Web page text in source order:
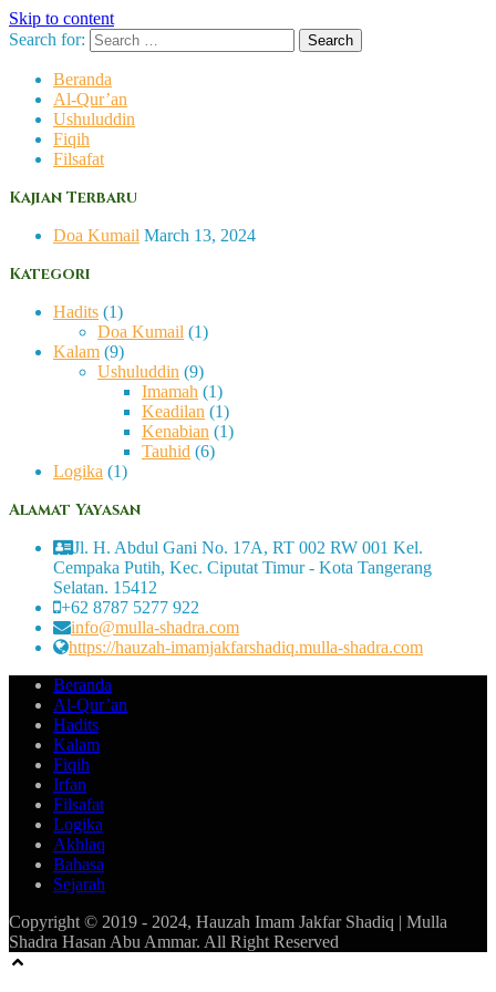
Skip to content
Search for:
Beranda
Al-Qur’an
Ushuluddin
Fiqih
Filsafat
Kajian Terbaru
Doa Kumail March 13, 2024
Kategori
Hadits (1)
Doa Kumail (1)
Kalam (9)
Ushuluddin (9)
Imamah (1)
Keadilan (1)
Kenabian (1)
Tauhid (6)
Logika (1)
Alamat Yayasan
Jl. H. Abdul Gani No. 17A, RT 002 RW 001 Kel.
Cempaka Putih, Kec. Ciputat Timur - Kota Tangerang
Selatan. 15412
+62 8787 5277 922
info@mulla-shadra.com
https://hauzah-imamjakfarshadiq.mulla-shadra.com
Beranda
Al-Qur’an
Hadits
Kalam
Fiqih
Irfan
Filsafat
Logika
Akhlaq
Bahasa
Sejarah
Copyright © 2019 - 2024, Hauzah Imam Jakfar Shadiq | Mulla
Shadra Hasan Abu Ammar. All Right Reserved